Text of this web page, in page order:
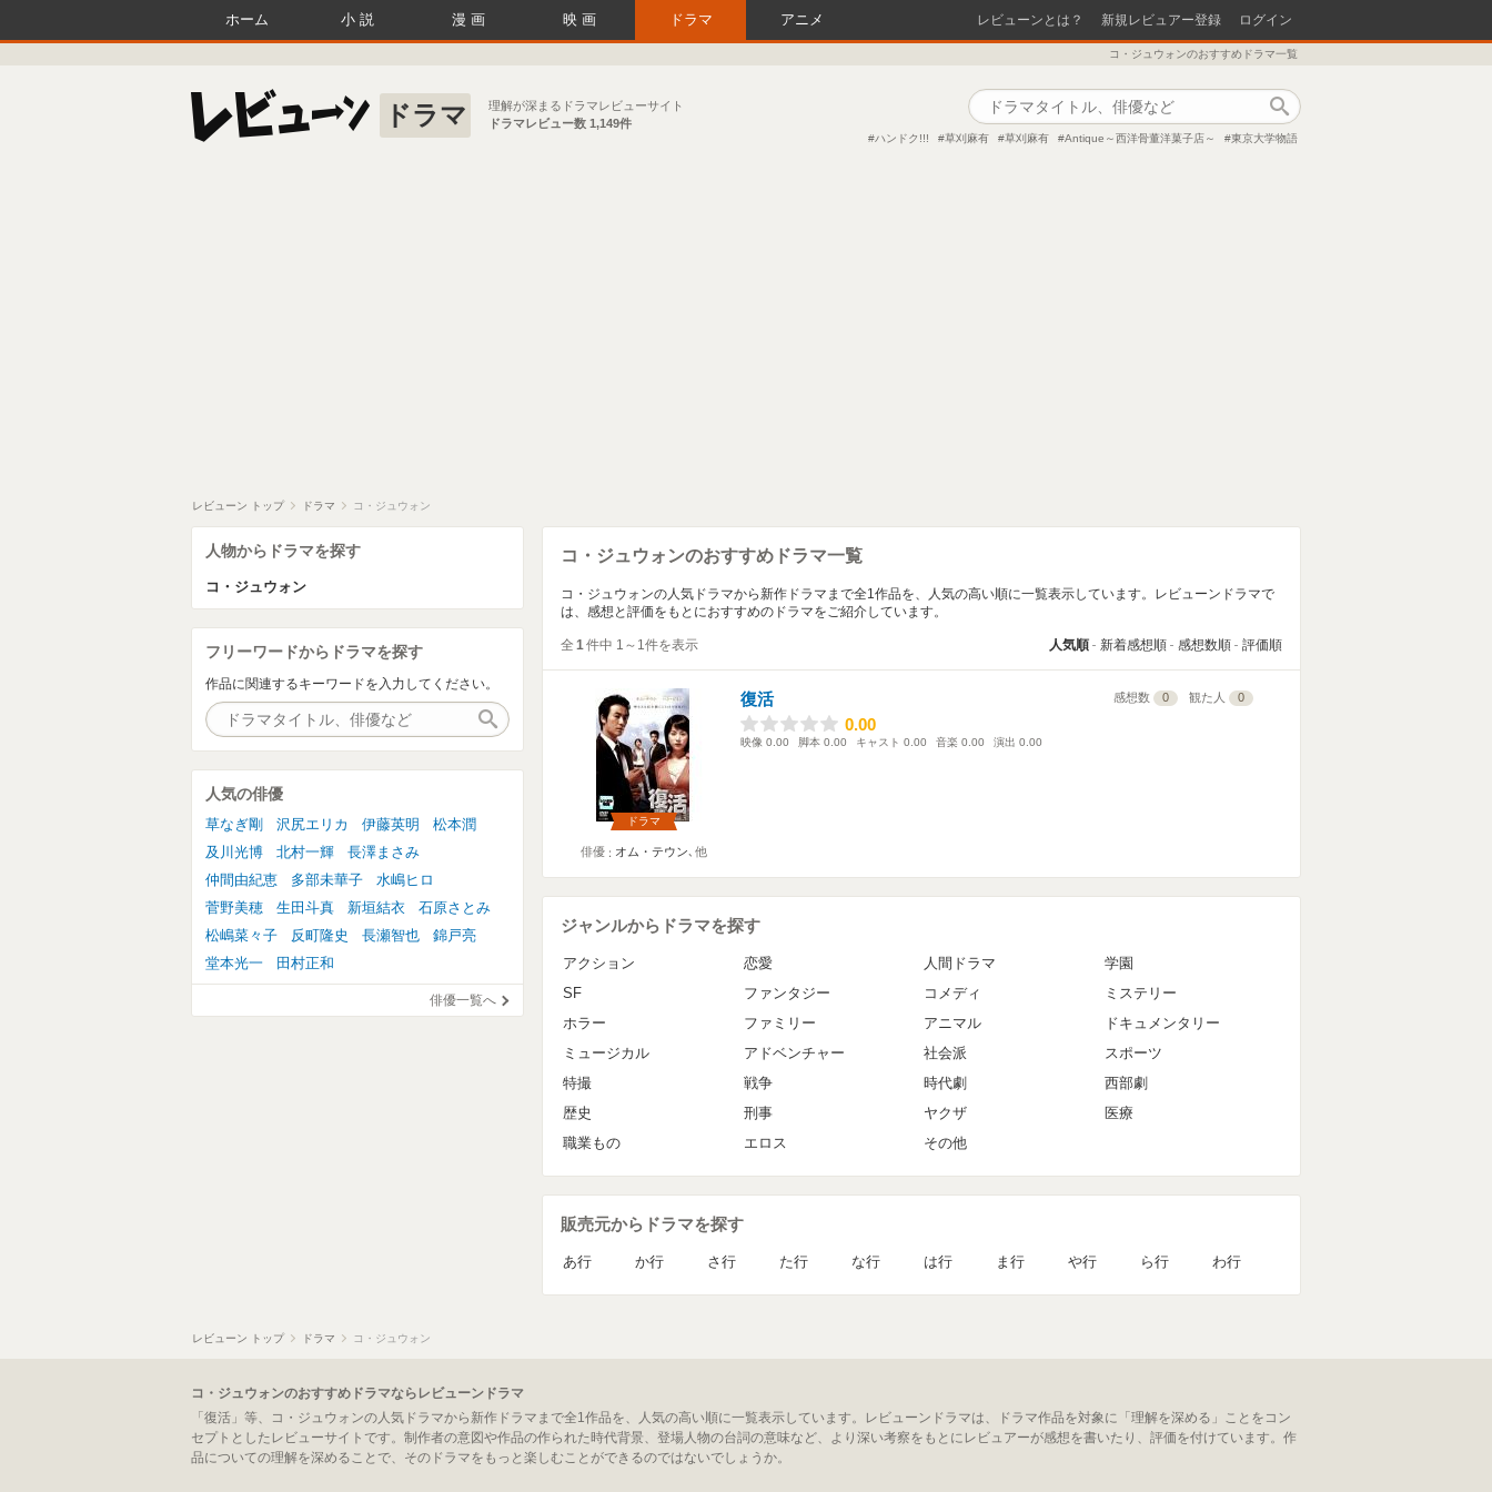
ホーム 小説 漫画 映画 ドラマ アニメ レビューンとは？ 新規レビュアー登録 ログイン
コ・ジュウォンのおすすめドラマ一覧
ドラマ
理解が深まるドラマレビューサイト
ドラマレビュー数 1,149件
ハンドク!!! 草刈麻有 草刈麻有 Antique～西洋骨董洋菓子店～ 東京大学物語
レビューン トップ ドラマ コ・ジュウォン
コ・ジュウォンのおすすめドラマ一覧
コ・ジュウォンの人気ドラマから新作ドラマまで全1作品を、人気の高い順に一覧表示しています。レビューンドラマで
は、感想と評価をもとにおすすめのドラマをご紹介しています。
全 1件中 1～1件を表示 人気順 新着感想順 感想数順 評価順
ドラマ
俳優 オム・テウン､他
復活 感想数 0 観た人 0
0.00
0.00
映像 0.00 脚本 0.00 キャスト 0.00 音楽 0.00 演出 0.00
ジャンルからドラマを探す
アクション 恋愛 人間ドラマ
学園
SF
ファンタジー コメディ
ミステリー
ホラー
ファミリー アニマル
ドキュメンタリー
ミュージカル
アドベンチャー 社会派
スポーツ
特撮
戦争 時代劇
西部劇
歴史
刑事 ヤクザ
医療
職業もの
エロス その他
販売元からドラマを探す
あ行 か行 さ行 た行 な行 は行 ま行 や行 ら行 わ行
人物からドラマを探す
コ・ジュウォン
フリーワードからドラマを探す
作品に関連するキーワードを入力してください。
人気の俳優
草なぎ剛 沢尻エリカ 伊藤英明
松本潤
及川光博
北村一輝
長澤まさみ
仲間由紀恵
多部未華子
水嶋ヒロ
菅野美穂
生田斗真 新垣結衣
石原さとみ
松嶋菜々子
反町隆史 長瀬智也
錦戸亮
堂本光一
田村正和
俳優一覧へ
レビューン トップ ドラマ コ・ジュウォン
コ・ジュウォンのおすすめドラマならレビューンドラマ
「復活」等、コ・ジュウォンの人気ドラマから新作ドラマまで全1作品を、人気の高い順に一覧表示しています。レビューンドラマは、ドラマ作品を対象に「理解を深める」ことをコン
セプトとしたレビューサイトです。制作者の意図や作品の作られた時代背景、登場人物の台詞の意味など、より深い考察をもとにレビュアーが感想を書いたり、評価を付けています。作
品についての理解を深めることで、そのドラマをもっと楽しむことができるのではないでしょうか。